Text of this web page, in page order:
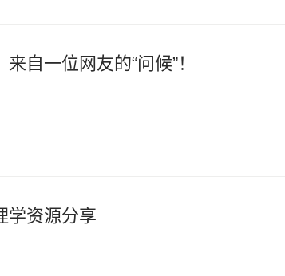
自一位网友的“问候”！
学资源分享